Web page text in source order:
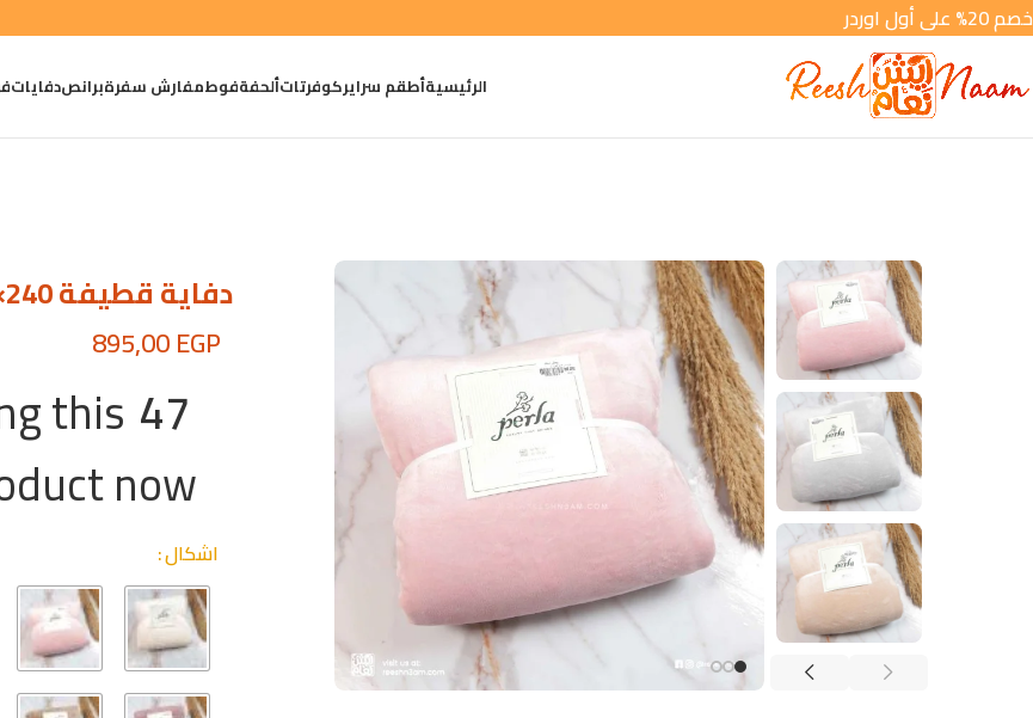
خصم 20% على أول اوردر
الرئيسيةأطقم سرايركوفرتاتألحفةفوطمفارش سفرةبرانصدفايات
دفاية قطيفة 240×220 – تشكيلة ريش نعام الفاخرة
895,00EGP
47
this
now!
اشكال